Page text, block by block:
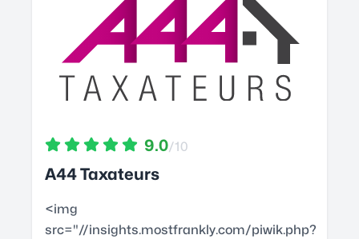
9.0/10
A44 Taxateurs
<img
src="//insights.mostfrankly.com/piwik.php?